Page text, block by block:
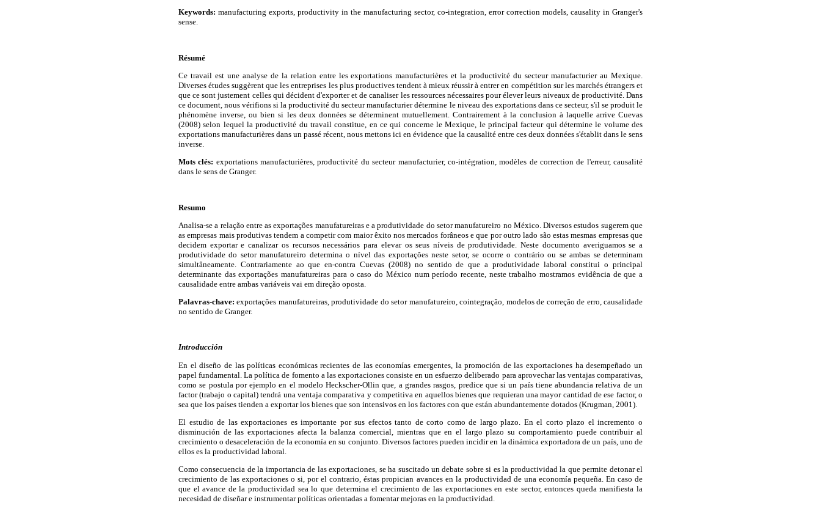
Keywords: manufacturing exports, productivity in the manufacturing sector, co-integration, error correction models, causality in Granger's
sense.
Résumé
Ce travail est une analyse de la relation entre les exportations manufacturières et la productivité du secteur manufacturier au Mexique.
Diverses études suggèrent que les entreprises les plus productives tendent à mieux réussir à entrer en compétition sur les marchés étrangers et
que ce sont justement celles qui décident d'exporter et de canaliser les ressources nécessaires pour élever leurs niveaux de productivité. Dans
ce document, nous vérifions si la productivité du secteur manufacturier détermine le niveau des exportations dans ce secteur, s'il se produit le
phénomène inverse, ou bien si les deux données se déterminent mutuellement. Contrairement à la conclusion à laquelle arrive Cuevas
(2008) selon lequel la productivité du travail constitue, en ce qui concerne le Mexique, le principal facteur qui détermine le volume des
exportations manufacturières dans un passé récent, nous mettons ici en évidence que la causalité entre ces deux données s'établit dans le sens
inverse.
Mots clés: exportations manufacturières, productivité du secteur manufacturier, co-intégration, modèles de correction de l'erreur, causalité
dans le sens de Granger.
Resumo
Analisa-se a relação entre as exportações manufatureiras e a produtividade do setor manufatureiro no México. Diversos estudos sugerem que
as empresas mais produtivas tendem a competir com maior êxito nos mercados forâneos e que por outro lado são estas mesmas empresas que
decidem exportar e canalizar os recursos necessários para elevar os seus níveis de produtividade. Neste documento averiguamos se a
produtividade do setor manufatureiro determina o nível das exportações neste setor, se ocorre o contrário ou se ambas se determinam
simultâneamente. Contrariamente ao que en-contra Cuevas (2008) no sentido de que a produtividade laboral constitui o principal
determinante das exportações manufatureiras para o caso do México num período recente, neste trabalho mostramos evidência de que a
causalidade entre ambas variáveis vai em direção oposta.
Palavras-chave: exportações manufatureiras, produtividade do setor manufatureiro, cointegração, modelos de correção de erro, causalidade
no sentido de Granger.
Introducción
En el diseño de las políticas económicas recientes de las economías emergentes, la promoción de las exportaciones ha desempeñado un
papel fundamental. La política de fomento a las exportaciones consiste en un esfuerzo deliberado para aprovechar las ventajas comparativas,
como se postula por ejemplo en el modelo Heckscher-Ollin que, a grandes rasgos, predice que si un país tiene abundancia relativa de un
factor (trabajo o capital) tendrá una ventaja comparativa y competitiva en aquellos bienes que requieran una mayor cantidad de ese factor, o
sea que los países tienden a exportar los bienes que son intensivos en los factores con que están abundantemente dotados (Krugman, 2001).
El estudio de las exportaciones es importante por sus efectos tanto de corto como de largo plazo. En el corto plazo el incremento o
disminución de las exportaciones afecta la balanza comercial, mientras que en el largo plazo su comportamiento puede contribuir al
crecimiento o desaceleración de la economía en su conjunto. Diversos factores pueden incidir en la dinámica exportadora de un país, uno de
ellos es la productividad laboral.
Como consecuencia de la importancia de las exportaciones, se ha suscitado un debate sobre si es la productividad la que permite detonar el
crecimiento de las exportaciones o si, por el contrario, éstas propician avances en la productividad de una economía pequeña. En caso de
que el avance de la productividad sea lo que determina el crecimiento de las exportaciones en este sector, entonces queda manifiesta la
necesidad de diseñar e instrumentar políticas orientadas a fomentar mejoras en la productividad.